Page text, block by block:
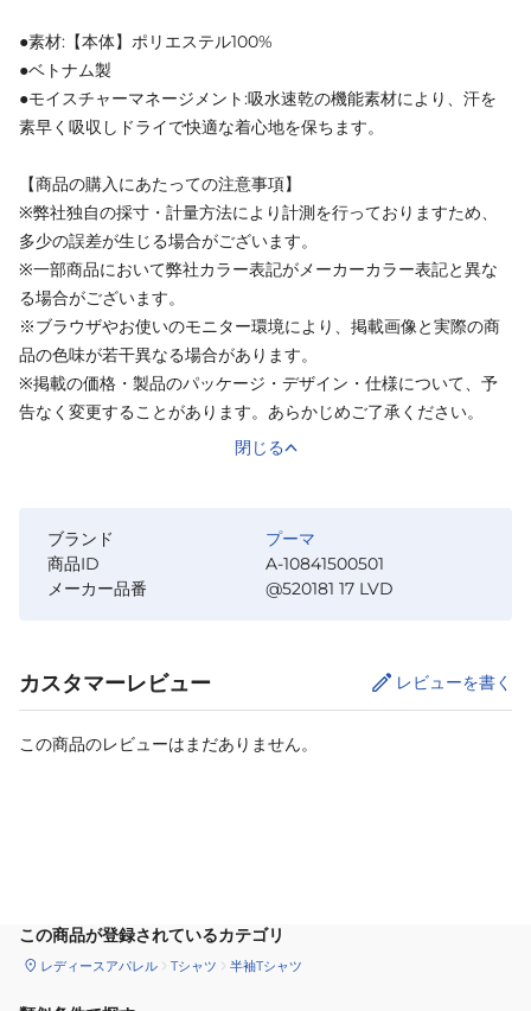
●素材:【本体】ポリエステル100%
●ベトナム製
●モイスチャーマネージメント:吸水速乾の機能素材により、汗を
素早く吸収しドライで快適な着心地を保ちます。
【商品の購入にあたっての注意事項】
※弊社独自の採寸・計量方法により計測を行っておりますため、
多少の誤差が生じる場合がございます。
※一部商品において弊社カラー表記がメーカーカラー表記と異な
る場合がございます。
※ブラウザやお使いのモニター環境により、掲載画像と実際の商
品の色味が若干異なる場合があります。
※掲載の価格・製品のパッケージ・デザイン・仕様について、予
告なく変更することがあります。あらかじめご了承ください。
閉じる
ブランド
プーマ
商品ID
A-10841500501
メーカー品番
@520181 17 LVD
カスタマーレビュー レビューを書く
この商品のレビューはまだありません。
この商品が登録されているカテゴリ
レディースアパレル Tシャツ 半袖Tシャツ